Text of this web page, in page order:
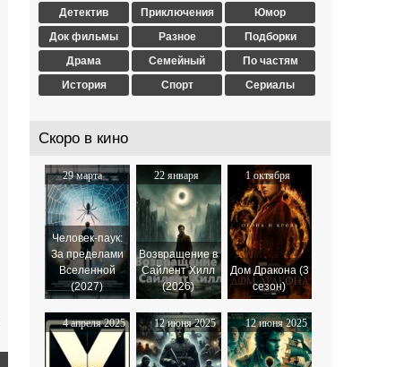
Детектив
Док фильмы
Драма
История
Приключения
Разное
Семейный
Спорт
Юмор
Подборки
По частям
Сериалы
Скоро в кино
29 марта
2024
Человек-паук:
За пределами
Вселенной
(2027)
22 января
2026
Возвращение в
Сайлент Хилл
(2026)
1 октября
2025
Дом Дракона (3
сезон)
4 апреля 2025 12 июня 2025 12 июня 2025